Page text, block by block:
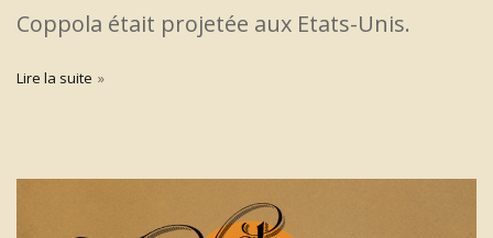
Coppola était projetée aux Etats-Unis.
Lire la suite